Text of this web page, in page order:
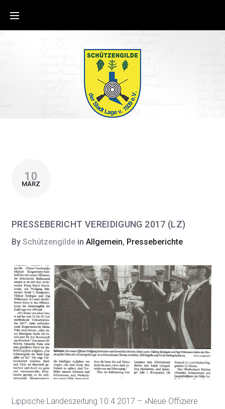
10
MÄRZ
PRESSEBERICHT VEREIDIGUNG 2017 (LZ)
By Schützengilde in Allgemein, Presseberichte
Lippische Landeszeitung 10.4.2017 – »Neue Offiziere